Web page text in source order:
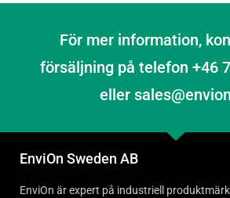
För mer information,
försäljning på telefon +46
eller
EnviOn Sweden AB
EnviOn är expert på industriell